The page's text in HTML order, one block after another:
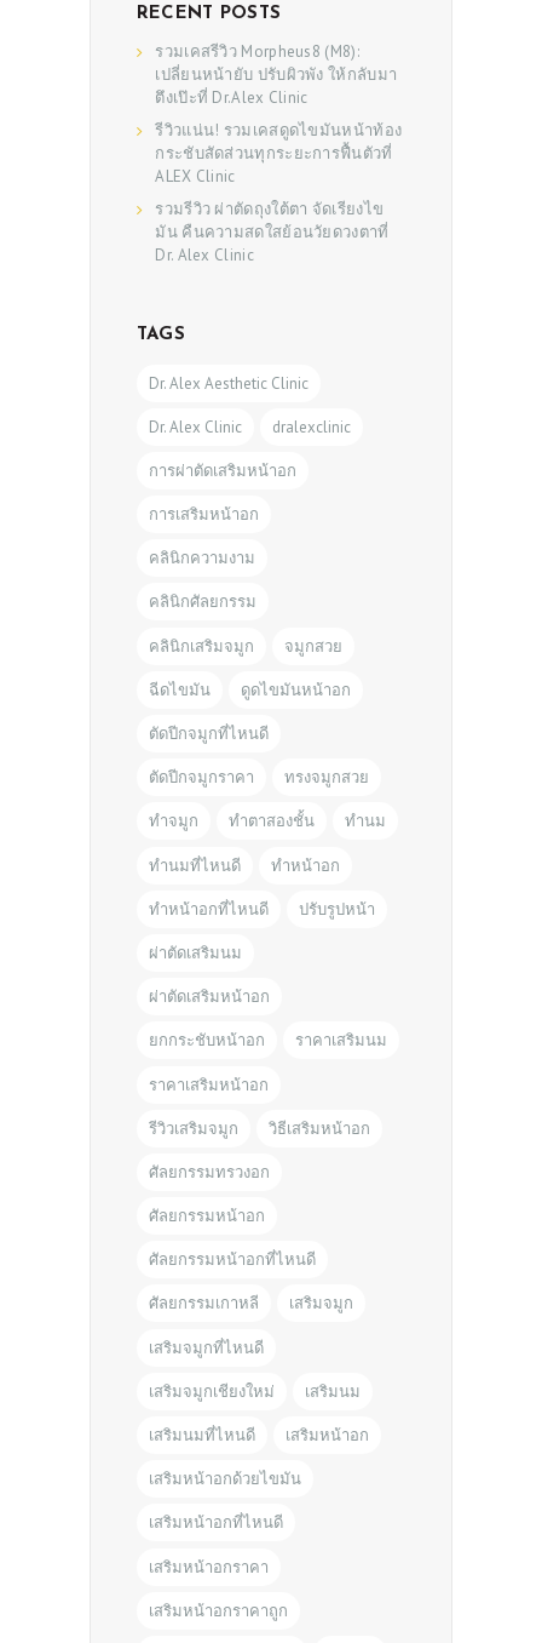
RECENT POSTS
รวมเคสรีวิว Morpheus8 (M8):
เปลี่ยนหน้ายับ ปรับผิวพัง ให้กลับมา
ตึงเป๊ะที่ Dr.Alex Clinic
รีวิวแน่น! รวมเคสดูดไขมันหน้าท้อง
กระชับสัดส่วนทุกระยะการฟื้นตัวที่
ALEX Clinic
รวมรีวิว ผ่าตัดถุงใต้ตา จัดเรียงไข
มัน คืนความสดใสย้อนวัยดวงตาที่
Dr. Alex Clinic
TAGS
Dr. Alex Aesthetic Clinic
Dr. Alex Clinic dralexclinic
การผ่าตัดเสริมหน้าอก
การเสริมหน้าอก
คลินิกความงาม
คลินิกศัลยกรรม
คลินิกเสริมจมูก จมูกสวย
ฉีดไขมัน ดูดไขมันหน้าอก
ตัดปีกจมูกที่ไหนดี
ตัดปีกจมูกราคา ทรงจมูกสวย
ทำจมูก ทำตาสองชั้น ทำนม
ทำนมที่ไหนดี ทำหน้าอก
ทำหน้าอกที่ไหนดี ปรับรูปหน้า
ผ่าตัดเสริมนม
ผ่าตัดเสริมหน้าอก
ยกกระชับหน้าอก ราคาเสริมนม
ราคาเสริมหน้าอก
รีวิวเสริมจมูก วิธีเสริมหน้าอก
ศัลยกรรมทรวงอก
ศัลยกรรมหน้าอก
ศัลยกรรมหน้าอกที่ไหนดี
ศัลยกรรมเกาหลี เสริมจมูก
เสริมจมูกที่ไหนดี
เสริมจมูกเชียงใหม่ เสริมนม
เสริมนมที่ไหนดี เสริมหน้าอก
เสริมหน้าอกด้วยไขมัน
เสริมหน้าอกที่ไหนดี
เสริมหน้าอกราคา
เสริมหน้าอกราคาถูก